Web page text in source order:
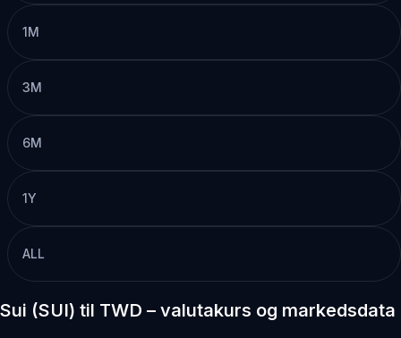
1M
3M
6M
1Y
ALL
Sui (SUI) til TWD – valutakurs og markedsdata